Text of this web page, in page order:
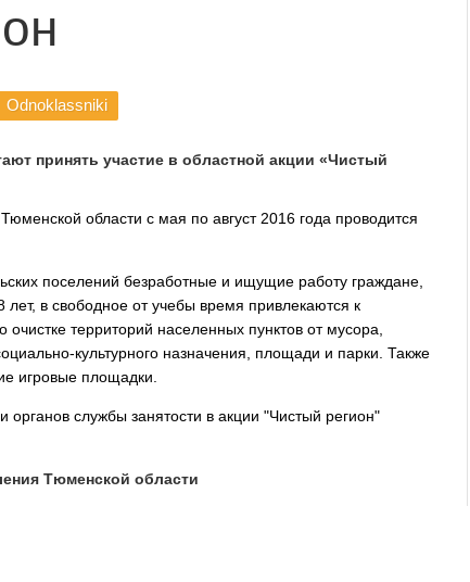
Odnoklassniki
принять участие в областной акции «Чистый
области с мая по август 2016 года проводится
поселений безработные и ищущие работу граждане,
лет, в свободное от учебы время привлекаются к
территорий населенных пунктов от мусора,
культурного назначения, площади и парки. Также
игровые площадки.
службы занятости в акции "Чистый регион"
Тюменской области